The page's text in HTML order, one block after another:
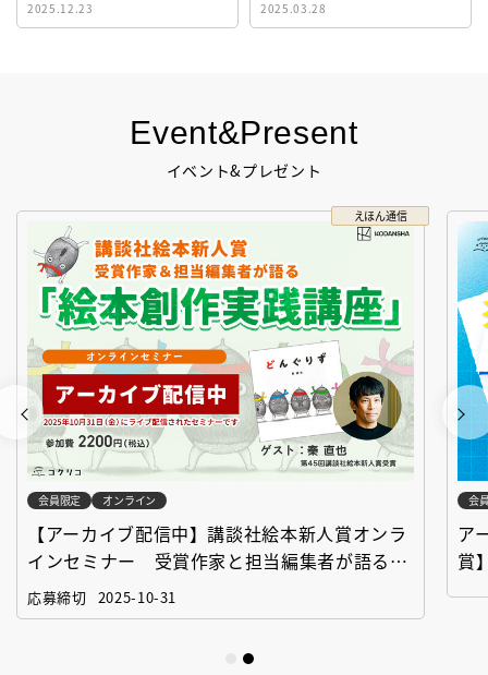
Event&Present
イベント&プレゼント
えほん通信
会員限定 オンライン
【アーカイブ配信中】講談社絵本新人賞オンラ
インセミナー 受賞作家と担当編集者が語る
「絵本創作実践講座」
応募締切 2025-10-31
会
ア
賞
2025.12.23
生！
2025.03.28